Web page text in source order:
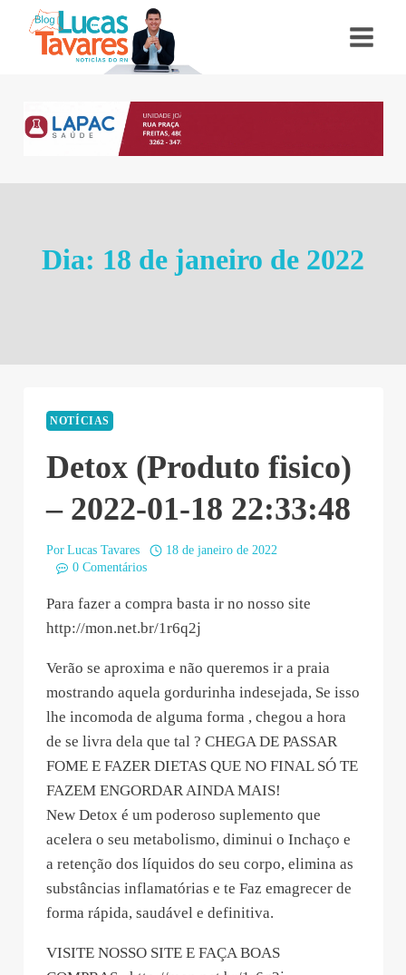
Dia: 18 de janeiro de 2022
NOTÍCIAS
Detox (Produto fisico)
– 2022-01-18 22:33:48
Por Lucas Tavares
18 de janeiro de 2022
0 Comentários
Para fazer a compra basta ir no nosso site
http://mon.net.br/1r6q2j
Verão se aproxima e não queremos ir a praia
mostrando aquela gordurinha indesejada, Se isso
lhe incomoda de alguma forma , chegou a hora
de se livra dela que tal ? CHEGA DE PASSAR
FOME E FAZER DIETAS QUE NO FINAL SÓ TE
FAZEM ENGORDAR AINDA MAIS!
New Detox é um poderoso suplemento que
acelera o seu metabolismo, diminui o Inchaço e
a retenção dos líquidos do seu corpo, elimina as
substâncias inflamatórias e te Faz emagrecer de
forma rápida, saudável e definitiva.
VISITE NOSSO SITE E FAÇA BOAS